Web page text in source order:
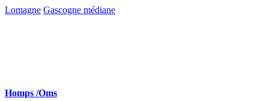
Lomagne Gascogne médiane
Homps /Oms